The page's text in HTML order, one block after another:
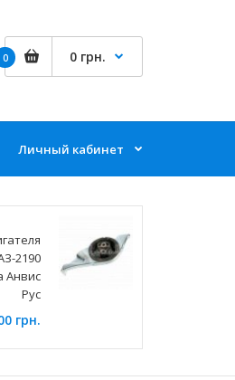
0 0 грн.
Личный кабинет
2190
Анвис
Рус
грн.